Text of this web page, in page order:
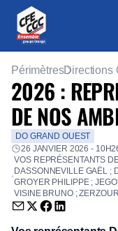
PérimètresDirections
2026 :
DE NOS
DO GRAND OUEST
26 JANVIER 2026 -
VOS REPRÉSENTANTS
DASSONNEVILLE GAËL ;
GROYER PHILIPPE ;
VISINE BRUNO ;
Envoyer par email
Partager sur
Partager sur
Partager